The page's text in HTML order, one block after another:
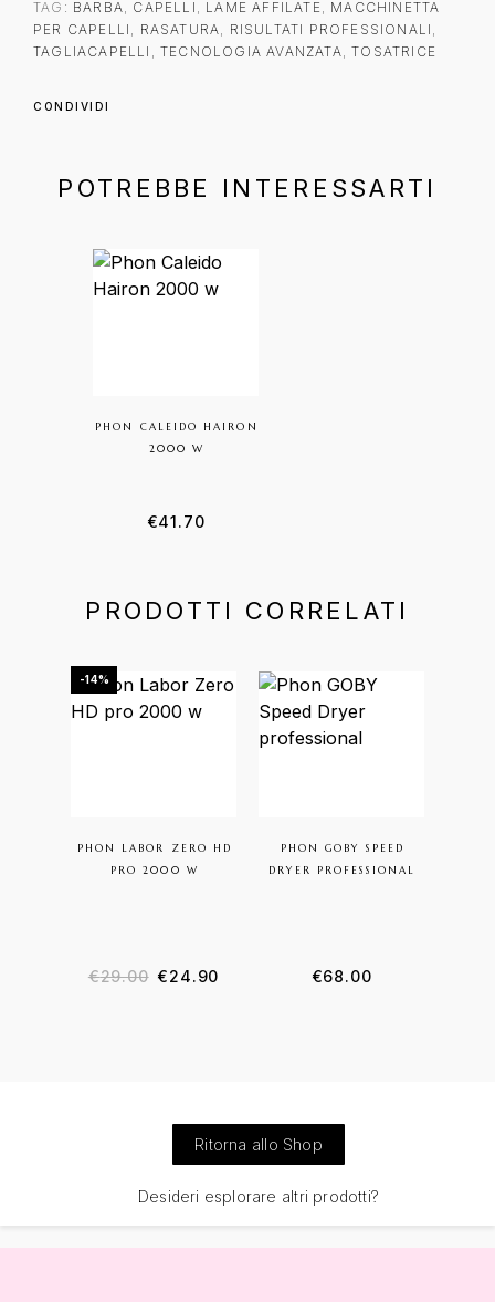
TAG: BARBA CAPELLI LAME AFFILATE
MACCHINETTA
PER CAPELLI
RASATURA RISULTATI PROFESSIONALI
TAGLIACAPELLI
,TECNOLOGIA AVANZATA ,TOSATRICE
CONDIVIDI
POTREBBE INTERESSARTI
PHON CALEIDO HAIRON
2000 W
€41.70
PRODOTTI CORRELATI
-14%
PHON LABOR ZERO HD
PRO 2000 W
€29.00 €24.90
PHON GOBY SPEED
DRYER PROFESSIONAL
€68.00
Ritorna allo Shop
Desideri esplorare altri prodotti?